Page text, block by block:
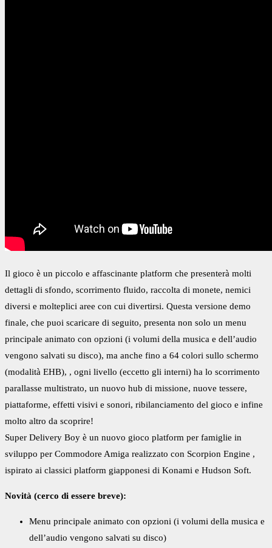
Il gioco è un piccolo e affascinante platform che presenterà molti
dettagli di sfondo, scorrimento fluido, raccolta di monete, nemici
diversi e molteplici aree con cui divertirsi. Questa versione demo
finale, che puoi scaricare di seguito, presenta non solo un menu
principale animato con opzioni (i volumi della musica e dell’audio
vengono salvati su disco), ma anche fino a 64 colori sullo schermo
(modalità EHB), , ogni livello (eccetto gli interni) ha lo scorrimento
parallasse multistrato, un nuovo hub di missione, nuove tessere,
piattaforme, effetti visivi e sonori, ribilanciamento del gioco e infine
molto altro da scoprire!
Super Delivery Boy è un nuovo gioco platform per famiglie in
sviluppo per Commodore Amiga realizzato con Scorpion Engine ,
ispirato ai classici platform giapponesi di Konami e Hudson Soft.
Novità (cerco di essere breve):
Menu principale animato con opzioni (i volumi della musica e
dell’audio vengono salvati su disco)